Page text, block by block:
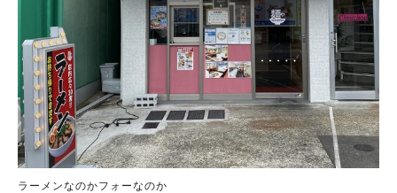
ラーメンなのかフォーなのか